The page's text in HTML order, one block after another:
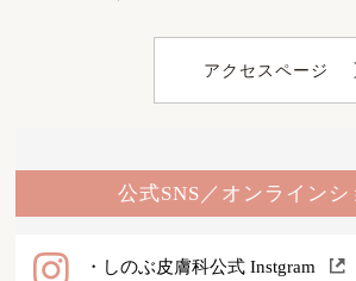
アクセスページ
公式SNS／オンライン
・しのぶ皮膚科公式 Instgram